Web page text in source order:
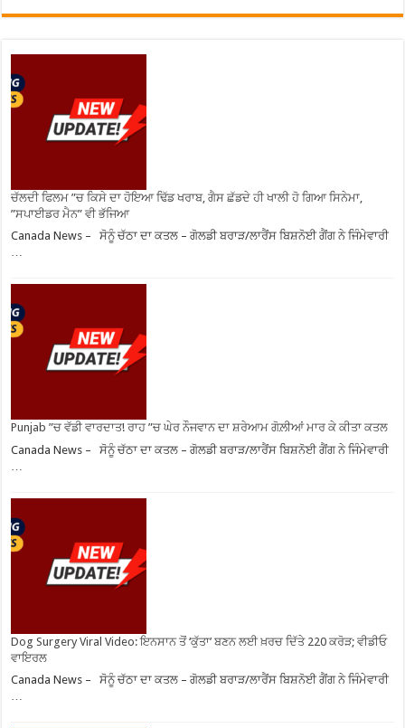
ਚੱਲਦੀ ਫਿਲਮ ”ਚ ਕਿਸੇ ਦਾ ਹੋਇਆ ਢਿੱਡ ਖਰਾਬ, ਗੈਸ ਛੱਡਦੇ ਹੀ ਖਾਲੀ ਹੋ ਗਿਆ ਸਿਨੇਮਾ,
”ਸਪਾਈਡਰ ਮੈਨ” ਵੀ ਭੱਜਿਆ
Canada News – ਸੋਨੂੰ ਚੱਠਾ ਦਾ ਕਤਲ – ਗੋਲਡੀ ਬਰਾੜ/ਲਾਰੈਂਸ ਬਿਸ਼ਨੋਈ ਗੈਂਗ ਨੇ ਜਿੰਮੇਵਾਰੀ
…
Punjab ”ਚ ਵੱਡੀ ਵਾਰਦਾਤ! ਰਾਹ ”ਚ ਘੇਰ ਨੌਜਵਾਨ ਦਾ ਸ਼ਰੇਆਮ ਗੋਲ਼ੀਆਂ ਮਾਰ ਕੇ ਕੀਤਾ ਕਤਲ
Canada News – ਸੋਨੂੰ ਚੱਠਾ ਦਾ ਕਤਲ – ਗੋਲਡੀ ਬਰਾੜ/ਲਾਰੈਂਸ ਬਿਸ਼ਨੋਈ ਗੈਂਗ ਨੇ ਜਿੰਮੇਵਾਰੀ
Dog Surgery Viral Video: ਇਨਸਾਨ ਤੋਂ ‘ਕੁੱਤਾ’ ਬਣਨ ਲਈ ਖ਼ਰਚ ਦਿੱਤੇ 220 ਕਰੋੜ; ਵੀਡੀਓ
ਵਾਇਰਲ
Canada News – ਸੋਨੂੰ ਚੱਠਾ ਦਾ ਕਤਲ – ਗੋਲਡੀ ਬਰਾੜ/ਲਾਰੈਂਸ ਬਿਸ਼ਨੋਈ ਗੈਂਗ ਨੇ ਜਿੰਮੇਵਾਰੀ
…